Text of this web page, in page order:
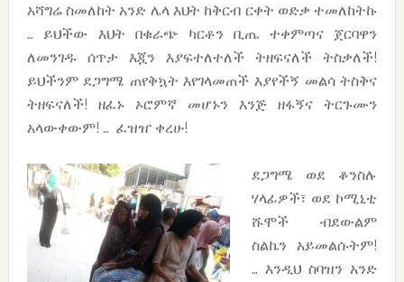
አሻግሬ ስመለከት አንድ ሌላ እህት ከቅርብ ርቀት ወድቃ ተመለከትኩ
… ይህችው እህት በቁራጭ ካርቶን ቢጤ ተቀምጣና ጀርባዋን
ለመንገዱ ሰጥታ እጇን እያፍተለተለች ትዘፍናለች ትስቃለች!
ይህችንም ደጋግሜ ጠየቅኳት እየገላመጠች እያየችኝ መልሳ ትስቅና
ትዘፍናለች! ዘፈኑ ኦሮምኛ መሆኑን እንጅ ዘፋኝና ትርጉሙን
አላውቀውም! … ፈዝዠ ቀረሁ!
ደጋግሜ ወደ ቆንስሉ
ሃላፊዎች፣ ወደ ኮሚኒቲ
ሹሞች ብደውልም
ስልኬን አይመልሱትም!
… እንዲህ ስባዝን አንድ